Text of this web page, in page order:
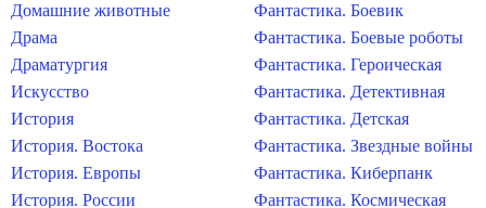
Домашние животные
Драма
Драматургия
Искусство
История
История. Востока
История. Европы
История. России
Фантастика. Боевик
Фантастика. Боевые роботы
Фантастика. Героическая
Фантастика. Детективная
Фантастика. Детская
Фантастика. Звездные войны
Фантастика. Киберпанк
Фантастика. Космическая